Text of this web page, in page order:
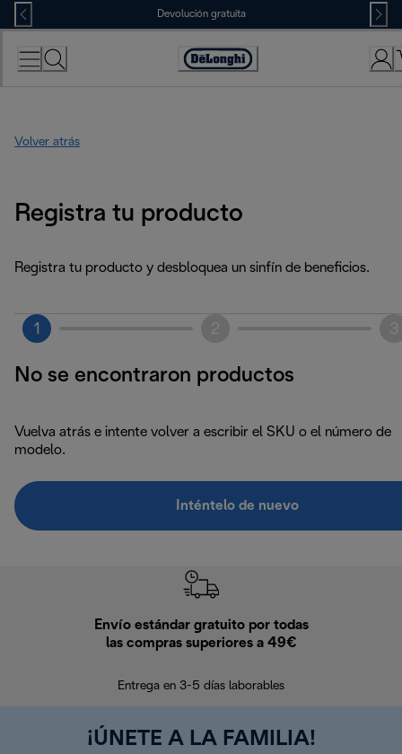
Skip
to
Content
Devolución gratuita
Accessibility
Volver atrás
Registra tu producto
Registra tu producto y desbloquea un sinfín de beneficios.
1
No se encontraron productos
Vuelva atrás e intente volver a escribir el SKU o el número de
modelo.
Inténtelo de nuevo
Envío estándar gratuito por todas
las compras superiores a 49€
Entrega en 3-5 días laborables
¡ÚNETE A LA FAMILIA!